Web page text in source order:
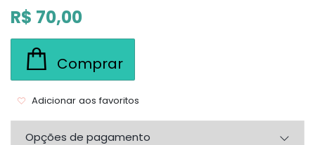
R$ 70,00
Comprar
Adicionar aos favoritos
Opções de pagamento